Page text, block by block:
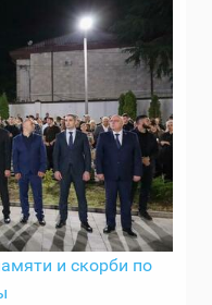
и скорби по